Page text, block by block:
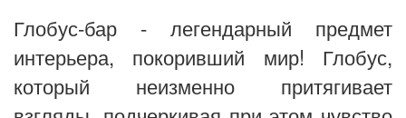
Глобус-бар - легендарный предмет
интерьера, покоривший мир! Глобус,
который неизменно притягивает